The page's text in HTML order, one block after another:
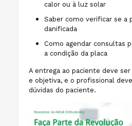
calor ou à luz solar
Saber como verificar se a
danificada
Como agendar consultas
a condição da placa
A entrega ao paciente deve
e objetiva, e o profissional
dúvidas do paciente.